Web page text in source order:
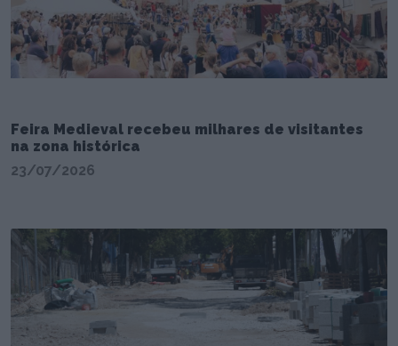
Feira Medieval recebeu milhares de visitantes
na zona histórica
23/07/2026